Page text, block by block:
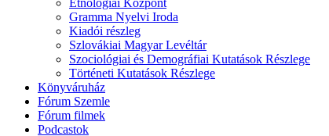
Etnológiai Központ
Gramma Nyelvi Iroda
Kiadói részleg
Szlovákiai Magyar Levéltár
Szociológiai és Demográfiai Kutatások Részlege
Történeti Kutatások Részlege
Könyváruház
Fórum Szemle
Fórum filmek
Podcastok